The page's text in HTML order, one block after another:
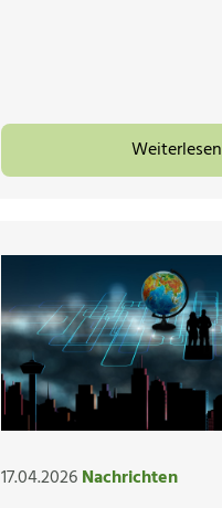
Weiterlesen
17.04.2026Nachrichten